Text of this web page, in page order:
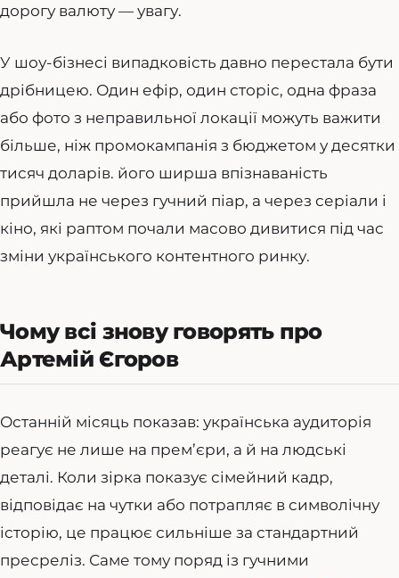
дорогу валюту — увагу.
У шоу-бізнесі випадковість давно перестала бути
дрібницею. Один ефір, один сторіс, одна фраза
або фото з неправильної локації можуть важити
більше, ніж промокампанія з бюджетом у десятки
тисяч доларів. його ширша впізнаваність
прийшла не через гучний піар, а через серіали і
кіно, які раптом почали масово дивитися під час
зміни українського контентного ринку.
Чому всі знову говорять про
Артемій Єгоров
Останній місяць показав: українська аудиторія
реагує не лише на прем’єри, а й на людські
деталі. Коли зірка показує сімейний кадр,
відповідає на чутки або потрапляє в символічну
історію, це працює сильніше за стандартний
пресреліз. Саме тому поряд із гучними